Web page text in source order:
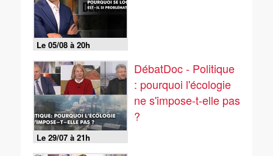
Le 05/08 à 20h
Le 29/07 à 21h
DébatDoc - Politique
: pourquoi l'écologie
ne s'impose-t-elle pas
?